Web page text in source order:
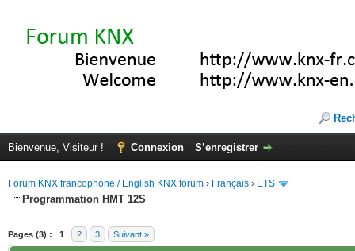
Bienvenue, Visiteur ! Connexion S’enregistrer
Forum KNX francophone / English KNX forum › Français › ETS
Programmation HMT 12S
Pages (3) : 1 2 3 Suivant »